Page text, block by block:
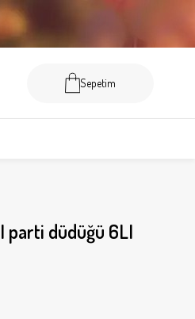
Sepetim
parti düdüğü 6LI